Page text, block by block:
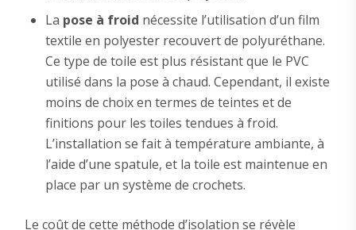
La pose à froid nécessite l’utilisation d’un film
textile en polyester recouvert de polyuréthane.
Ce type de toile est plus résistant que le PVC
utilisé dans la pose à chaud. Cependant, il existe
moins de choix en termes de teintes et de
finitions pour les toiles tendues à froid.
L’installation se fait à température ambiante, à
l’aide d’une spatule, et la toile est maintenue en
place par un système de crochets.
Le coût de cette méthode d’isolation se révèle